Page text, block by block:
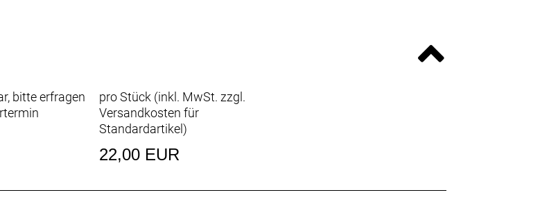
bitte erfragen
pro Stück (inkl. MwSt. zzgl.
Versandkosten für
Standardartikel)
22,00 EUR